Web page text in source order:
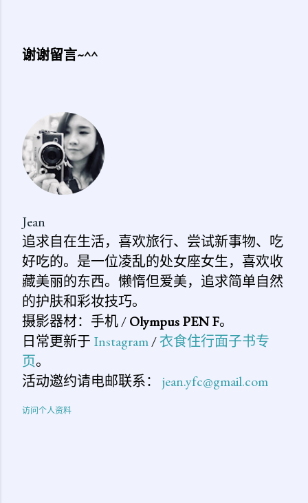
论
谢谢留言~^^
Jean
追求自在生活，喜欢旅行、尝试新事物、吃
好吃的。是一位凌乱的处女座女生，喜欢收
藏美丽的东西。懒惰但爱美，追求简单自然
的护肤和彩妆技巧。
摄影器材：手机 /Olympus PEN F。
日常更新于 Instagram/衣食住行面子书专
页。
活动邀约请电邮联系： jean.yfc@gmail.com
访问个人资料